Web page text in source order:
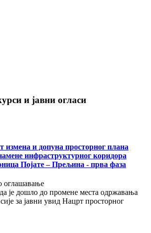
и јавни огласи
измена и допуна просторног плана
инфраструктурног коридора
Појате – Прељина - прва фаза
оглашавање
је дошло до промене места одржавања
за јавни увид Нацрт просторног